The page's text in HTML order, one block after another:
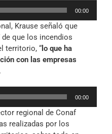
00:00
Krause señaló que
de que los incendios
territorio, “ lo que ha
con las empresas
00:00
regional de Conaf
realizadas por los